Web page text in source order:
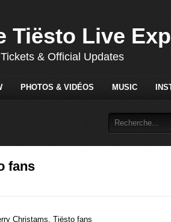
Tiësto Live
& Official Updates
PHOTOS & VIDÉOS MUSIC
fans